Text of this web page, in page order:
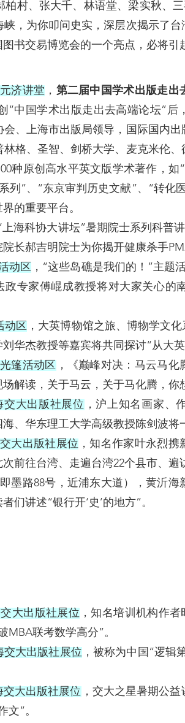
村、张大千、林语堂、梁实秋、
，为你叩问史实，深层次揭示了
书交易博览会的一个亮点，必将引
济讲堂 ， 第二届中国学术出版走出
“中国学术出版走出去高端论坛”后
、上海市出版局领导，国际国内出
格、圣智、剑桥大学、麦克米伦
种原创高水平英文版学术著作，如
列”、“东京审判历史文献”、“转化
的重要平台。
上海科协大讲坛”暑期院士系列科普
长郝吉明院士为你揭开健康杀手
动区
，“这些岛礁是我们的！”主题
专家傅崐成教授将对大家关心的
动区
，大英博物馆之旅、博物学文
华杰教授等嘉宾将共同探讨“从大
篷活动区
，《巅峰对决：马云马
解读，关于马云，关于马化腾，
交大出版社展位 ，沪上知名画家、
、华东理工大学高级教授陈剑波将
大出版社展位 ，知名作家叶永烈
前往台湾、走遍台湾22个县市、遍
即墨路88号，近浦东大道 ），黄沂海
们讲述“银行开‘史’的地方”。
大出版社展位 ，知名培训机构作
MBA联考数学高分”。
交大出版社展位 ，被称为中国“逻辑
交大出版社展位 ，交大之星暑期公
文”。